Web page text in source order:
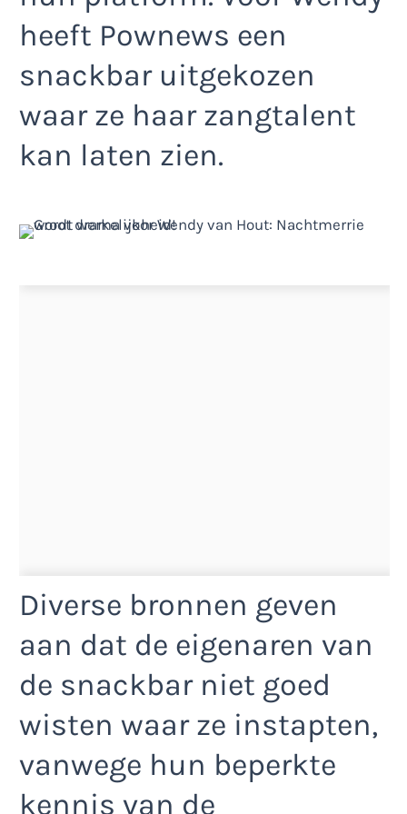
heeft Pownews een
snackbar uitgekozen
waar ze haar zangtalent
kan laten zien.
Diverse bronnen geven
aan dat de eigenaren van
de snackbar niet goed
wisten waar ze instapten,
vanwege hun beperkte
kennis van de